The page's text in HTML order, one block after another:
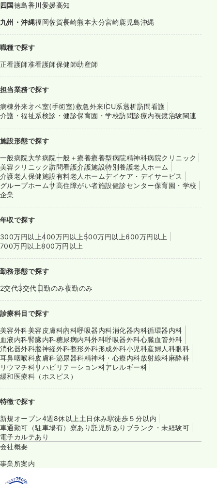
四国徳島香川愛媛高知
九州・沖縄福岡佐賀長崎熊本大分宮崎鹿児島沖縄
職種で探す
正看護師准看護師保健師助産師
担当業務で探す
病棟外来オペ室(手術室)救急外来ICU系透析訪問看護
介護・福祉系検診・健診保育園・学校訪問診療内視鏡治験関連
施設形態で探す
一般病院大学病院一般＋療養療養型病院精神科病院クリニック
美容クリニック訪問看護介護施設特別養護老人ホーム
介護老人保健施設有料老人ホームデイケア・デイサービス
グループホームサ高住障がい者施設健診センター保育園・学校
企業
年収で探す
300万円以上400万円以上 500万円以上600万円以上
700万円以上800万円以上
勤務形態で探す
2交代3交代日勤のみ夜勤のみ
診療科目で探す
美容外科美容皮膚科内科呼吸器内科消化器内科循環器内科
血液内科腎臓内科糖尿病内科外科呼吸器外科心臓血管外科
消化器外科脳神経外科整形外科形成外科小児科産婦人科眼科
耳鼻咽喉科皮膚科泌尿器科精神科・心療内科放射線科麻酔科
リウマチ科リハビリテーション科アレルギー科
緩和医療科（ホスピス）
特徴で探す
新規オープン4週8休以上 土日休み駅徒歩５分以内
車通勤可（駐車場有） 寮あり託児所あり ブランク・未経験可
電子カルテあり
会社概要
事業所案内